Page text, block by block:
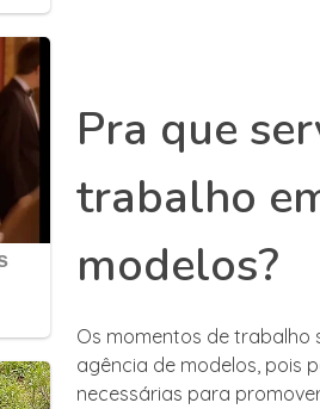
Pra que
trabalho
modelos?
Os momentos de trabalho
agência de modelos, pois
necessárias para